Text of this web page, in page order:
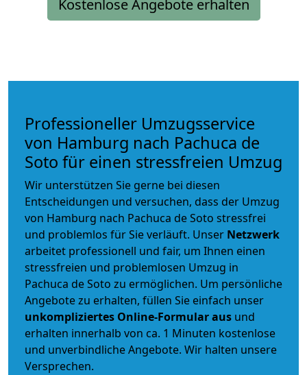
Kostenlose Angebote erhalten
Professioneller Umzugsservice
von Hamburg nach Pachuca de
Soto für einen stressfreien Umzug
Wir unterstützen Sie gerne bei diesen
Entscheidungen und versuchen, dass der Umzug
von Hamburg nach Pachuca de Soto stressfrei
und problemlos für Sie verläuft. Unser Netzwerk
arbeitet professionell und fair, um Ihnen einen
stressfreien und problemlosen Umzug in
Pachuca de Soto zu ermöglichen. Um persönliche
Angebote zu erhalten, füllen Sie einfach unser
unkompliziertes Online-Formular aus und
erhalten innerhalb von ca. 1 Minuten kostenlose
und unverbindliche Angebote. Wir halten unsere
Versprechen.